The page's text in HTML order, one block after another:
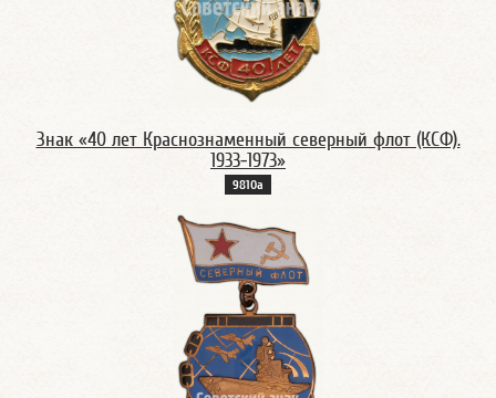
Знак «40 лет Краснознаменный северный флот (КСФ).
1933-1973»
9810а